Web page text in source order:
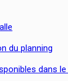
du planning
dans